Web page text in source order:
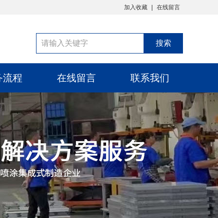
加入收藏 在线留言
流程 在线留言 联系我们